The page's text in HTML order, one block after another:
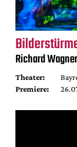
Richard
Theater:
Premiere: